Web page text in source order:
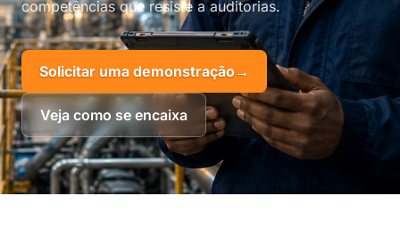
competências que resiste a auditorias.
Solicitar uma demonstração→
Veja como se encaixa